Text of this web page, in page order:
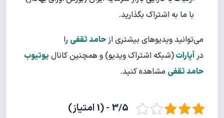
با ما به اشتراک بگذارید.
می‌توانید ویدیوهای بیشتری ازحامد ثقفی را
درآپارات(شبکه اشتراک ویدیو) و همچنین کانال یوتیوب
حامد ثقفی مشاهده کنید.
3/5 - (1 امتیاز)